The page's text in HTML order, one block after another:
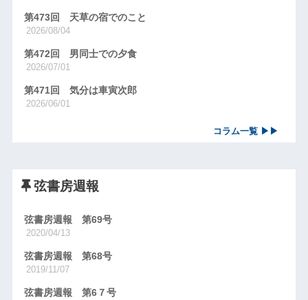
第473回 天草の宿でのこと
2026/08/04
第472回 男同士での夕食
2026/07/01
第471回 気分は車寅次郎
2026/06/01
コラム一覧 ▶▶
弦書房週報
弦書房週報 第69号
2020/04/13
弦書房週報 第68号
2019/11/07
弦書房週報 第6７号